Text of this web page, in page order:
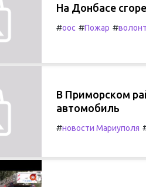
На Донбасе
#оос #Пожар #
В Приморском
автомобиль
#новости Мариуполя